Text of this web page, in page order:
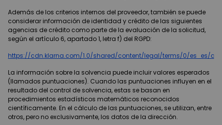
Además de los criterios internos del proveedor, también se puede
considerar información de identidad y crédito de las siguientes
agencias de crédito como parte de la evaluación de la solicitud,
según el artículo 6, apartado 1, letra f) del RGPD:
https://cdn.klarna.com/1.0/shared/content/legal/terms/0/es_es/
La información sobre la solvencia puede incluir valores esperados
(llamados puntuaciones). Cuando las puntuaciones influyen en el
resultado del control de solvencia, estas se basan en
procedimientos estadísticos matemáticos reconocidos
científicamente. En el cálculo de las puntuaciones, se utilizan, entre
otros, pero no exclusivamente, los datos de la dirección.